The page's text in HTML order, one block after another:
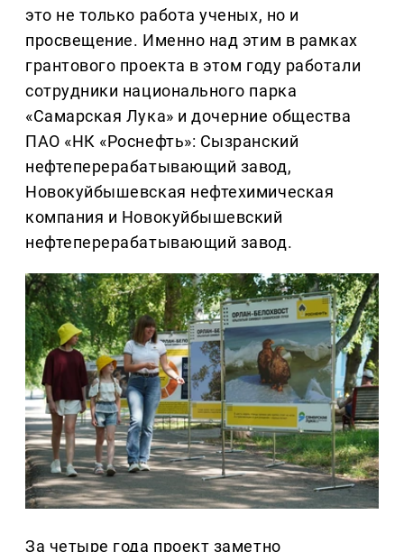
это не только работа ученых, но и
просвещение. Именно над этим в рамках
грантового проекта в этом году работали
сотрудники национального парка
«Самарская Лука» и дочерние общества
ПАО «НК «Роснефть»: Сызранский
нефтеперерабатывающий завод,
Новокуйбышевская нефтехимическая
компания и Новокуйбышевский
нефтеперерабатывающий завод.
За четыре года проект заметно